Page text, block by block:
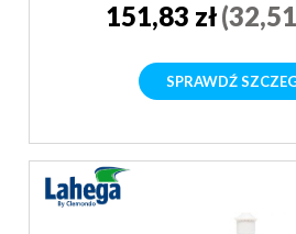
151,83 zł
SPRAWDŹ